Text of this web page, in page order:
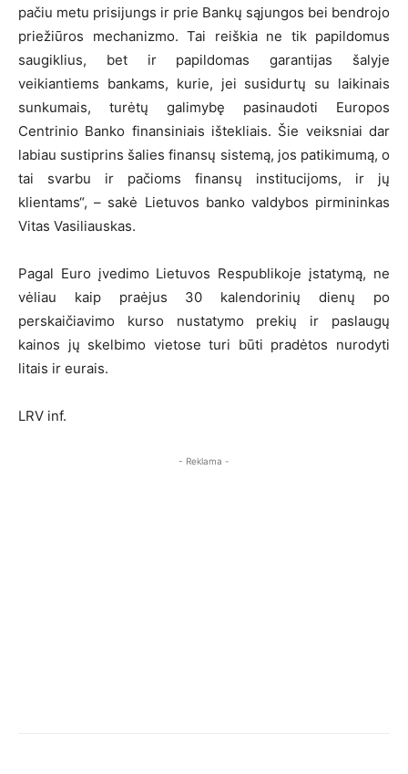
pačiu metu prisijungs ir prie Bankų sąjungos bei bendrojo
priežiūros mechanizmo. Tai reiškia ne tik papildomus
saugiklius, bet ir papildomas garantijas šalyje
veikiantiems bankams, kurie, jei susidurtų su laikinais
sunkumais, turėtų galimybę pasinaudoti Europos
Centrinio Banko finansiniais ištekliais. Šie veiksniai dar
labiau sustiprins šalies finansų sistemą, jos patikimumą, o
tai svarbu ir pačioms finansų institucijoms, ir jų
klientams“, – sakė Lietuvos banko valdybos pirmininkas
Vitas Vasiliauskas.
Pagal Euro įvedimo Lietuvos Respublikoje įstatymą, ne
vėliau kaip praėjus 30 kalendorinių dienų po
perskaičiavimo kurso nustatymo prekių ir paslaugų
kainos jų skelbimo vietose turi būti pradėtos nurodyti
litais ir eurais.
LRV inf.
- Reklama -